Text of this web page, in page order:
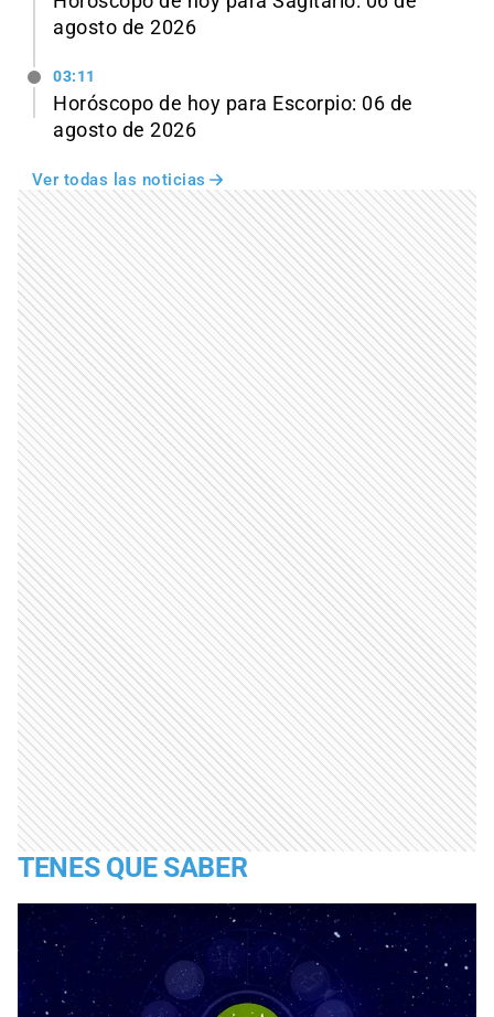
agosto de 2026
03:11
Horóscopo de hoy para Escorpio: 06 de
agosto de 2026
Ver todas las noticias
TENES QUE SABER